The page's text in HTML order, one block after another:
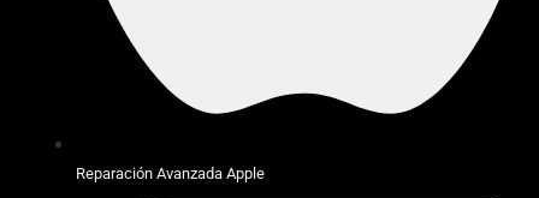
Reparación Avanzada Apple